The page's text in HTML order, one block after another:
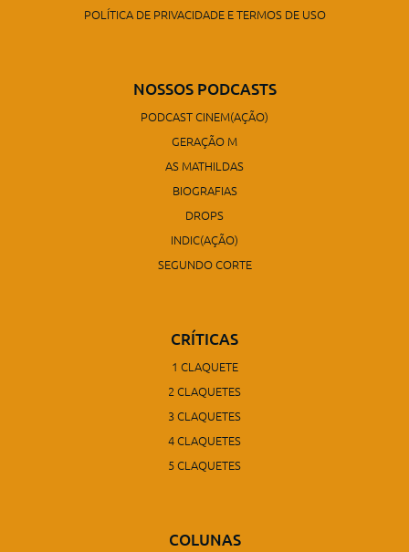
POLÍTICA DE PRIVACIDADE E TERMOS DE USO
NOSSOS PODCASTS
PODCAST CINEM(AÇÃO)
GERAÇÃO M
AS MATHILDAS
BIOGRAFIAS
DROPS
INDIC(AÇÃO)
SEGUNDO CORTE
CRÍTICAS
1 CLAQUETE
2 CLAQUETES
3 CLAQUETES
4 CLAQUETES
5 CLAQUETES
COLUNAS